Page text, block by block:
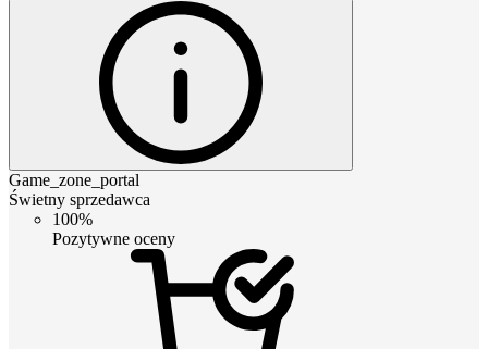
Game_zone_portal
Świetny sprzedawca
100%
Pozytywne oceny